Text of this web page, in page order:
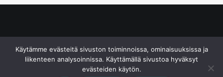
Käytämme evästeitä sivuston toiminnoissa, ominaisuuksissa ja
liikenteen analysoinnissa. Käyttämällä sivustoa hyväksyt
evästeiden käytön.